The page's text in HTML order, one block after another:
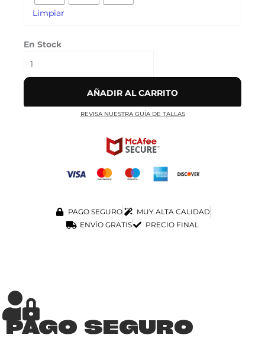
Limpiar
En Stock
AÑADIR AL CARRITO
REVISA NUESTRA GUÍA DE TALLAS
PAGO SEGURO
MUY ALTA CALIDAD
ENVÍO GRATIS
PRECIO FINAL
PAGO SEGURO